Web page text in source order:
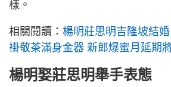
樣。
相關閱讀： 楊明莊思明吉隆坡結
褂敬茶滿身金器 新郎爆蜜月延期
楊明娶莊思明舉手表態